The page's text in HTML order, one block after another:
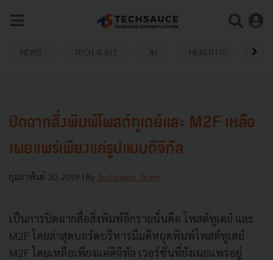
NEWS TECH & BIZ AI HEALTHTECH
ปิดฉากสิ่งพิมพ์โพสต์ทูเดย์และ M2F เหลือ
เผยแพร่เพียงแค่รูปแบบดิจิทัล
กุมภาพันธ์ 20, 2019 | By Techsauce Team
เป็นการปิดฉากสื่อสิ่งพิมพ์อีกรายนั่นคือ โพสต์ทูเดย์ และ
M2F โดยล่าสุดบอร์ดบริหารมีมติหยุดพิมพ์โพสต์ทูเดย์
M2F โดยเหลือเพียงแค่ดิจิทัล เวอร์ชั่นที่ยังเผยแพร่อยู่